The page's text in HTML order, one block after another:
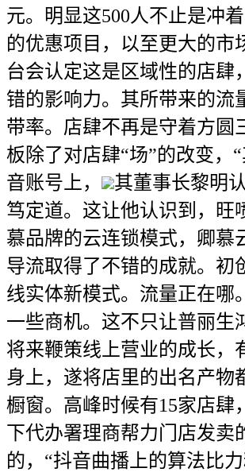
元。明显这500人不止是冲
的优惠项目，以至更大的市
台会认定这是区域性的店肆
错的影响力。其所带来的流
带率。店肆不再是守着方圆
板除了对店肆“场”的改变，
音账号上，
其董事长黎明
笃定道。这让他认识到，旺
慕品牌的云连锁模式，卿慕
导流取得了不错的成就。初
线实体新模式。流量正在哪
一些商机。这不只让普丽生
将来鞭策线上营业的成长，
身上，遂将店里的出名产物
橱窗。高峰时候有15家店肆
下代办署理商帮力门店发卖
的，“抖音曲播上的算法比